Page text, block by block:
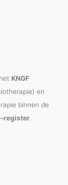
KNGF
en
binnen de
register.